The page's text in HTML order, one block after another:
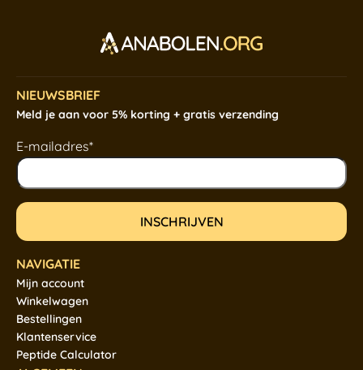
NIEUWSBRIEF
Meld je aan voor 5% korting + gratis verzending
E-mailadres*
NAVIGATIE
Mijn account
Winkelwagen
Bestellingen
Klantenservice
Peptide Calculator